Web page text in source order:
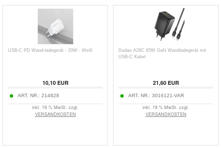
USB-C PD Wand-ladegerät - 20W - Weiß
10,10EUR
ART. NR.: 214828
inkl. 19 % MwSt. zzgl.
VERSANDKOSTEN
Dudao A29C 65W GaN Wandladegerät mit
USB-C Kabel
21,60EUR
ART. NR.: 3016121-VAR
inkl. 19 % MwSt. zzgl.
VERSANDKOSTEN